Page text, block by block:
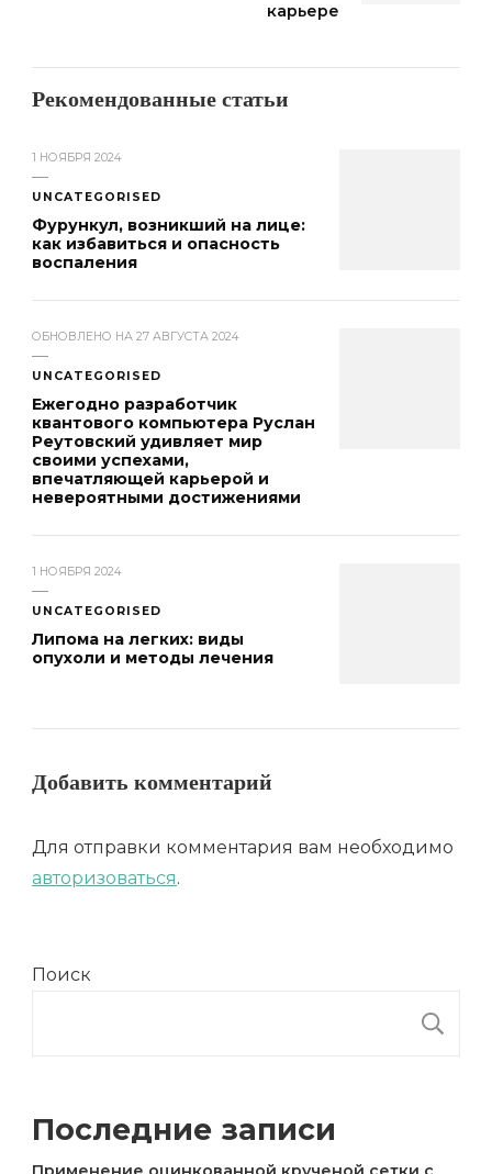
карьере
Рекомендованные статьи
1 НОЯБРЯ 2024
UNCATEGORISED
Фурункул, возникший на лице:
как избавиться и опасность
воспаления
ОБНОВЛЕНО НА 27 АВГУСТА 2024
UNCATEGORISED
Ежегодно разработчик
квантового компьютера Руслан
Реутовский удивляет мир
своими успехами,
впечатляющей карьерой и
невероятными достижениями
1 НОЯБРЯ 2024
UNCATEGORISED
Липома на легких: виды
опухоли и методы лечения
Добавить комментарий
Для отправки комментария вам необходимо
авторизоваться.
Поиск
Последние записи